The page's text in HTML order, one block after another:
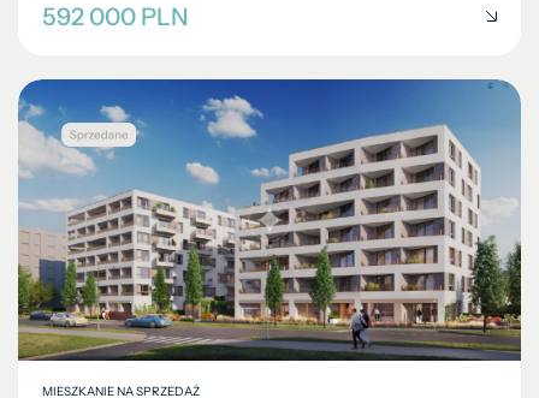
592 000 PLN
MIESZKANIE NA SPRZEDAŻ